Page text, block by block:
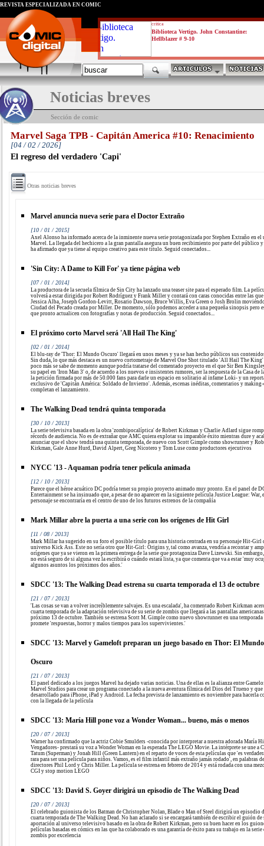
critica
Biblioteca Vertigo. John Constantine:
Hellblazer # 9-10
REVISTA ESPECIALIZADA EN CÓMIC
Noticias breves
Sección de comic
Marvel Saga TPB - Capitán America #10: Renacimiento
[04 / 02 / 2026]
El regreso del verdadero 'Capi'
Otras noticias breves
Marvel anuncia nueva serie para el Doctor Extraño
[10 / 01 / 2015]
Axel Alonso ha informado acerca de la inminente nueva serie protagonizada por Stephen Extraño en el
Marvel. La llegada del hechicero a la gran pantalla asegura un buen recibimiento por parte del público
ha afirmado que ya tiene al equipo creativo para este título. Seguid conectados...
'Sin City: A Dame to Kill For' ya tiene página web
[07 / 01 / 2014]
La productora de la secuela fílmica de Sin City ha lanzado una teaser site para el esperado film. La
volverá a estar dirigida por Robert Rodríguez y Frank Miller y contará con caras conocidas entre las que
Jessica Alba, Joseph Gordon-Levitt, Rosario Dawson, Bruce Willis, Eva Green o Josh Brolin
Ciudad del Pecado creada por Miller. De momento, sólo podemos acceder a una pequeña sinopsis pero
que pronto actualicen con fotografías y notas de producción. Seguid conectados...
El próximo corto Marvel será 'All Hail The King'
[02 / 01 / 2014]
El blu-ray de 'Thor: El Mundo Oscuro' llegará en unos meses y ya se han hecho públicos sus
Sin duda, lo que más destaca es un nuevo cortometraje de Marvel One Shot titulado 'All Hail The
poco más se sabe de momento aunque podría tratarse del comentado proyecto en el que Sir Ben
su papel en 'Iron Man 3' o, de acuerdo a los nuevos e insistentes rumores, ser la respuesta de la Casa de
la petición firmada por más de 50.000 fans para darle un espacio en solitario al infame Loki- y un
exclusivo de 'Capitán América: Soldado de Invierno'. Además, escenas inéditas, comentarios y
completan el lanzamiento.
The Walking Dead tendrá quinta temporada
[30 / 10 / 2013]
La serie televisiva basada en la obra 'zombipocalíptica' de Robert Kirkman y Charlie Adlard sigue
récords de audiencia. No es de extrañar que AMC quiera explotar su imparable éxito mientras dure y
anunciar que el show tendrá una quinta temporada, de nuevo con Scott Gimple como showrunner y
Kirkman, Gale Anne Hurd, David Alpert, Greg Nicotero y Tom Luse como productores ejecutivos
NYCC '13 - Aquaman podría tener película animada
[12 / 10 / 2013]
Parece que el héroe acuático DC podría tener su propio proyecto animado muy pronto. En el panel de
Entertainment se ha insinuado que, a pesar de no aparecer en la siguiente película Justice League: War,
personaje se encontraría en el centro de uno de los futuros estrenos de la compañía
Mark Millar abre la puerta a una serie con los orígenes de Hit Girl
[11 / 08 / 2013]
Mark Millar ha sugerido en su foro el posible título para una historia centrada en su personaje Hit-Girl
universo Kick Ass. Este no sería otro que Hit-Girl: Origins y, tal como avanza, vendría a recontar y
orígenes que ya se vieron en la primera entrega de la serie que protagoniza Dave Lizewski. Sin
no está seguro de si alguna vez la escribirá o cuándo estará lista, ya que comenta que va a estar 'muy
algunos asuntos los próximos dos años.'
SDCC '13: The Walking Dead estrena su cuarta temporada el 13 de octubre
[21 / 07 / 2013]
'Las cosas se van a volver increíblemente salvajes. Es una escalada', ha comentado Robert Kirkman
cuarta temporada de la adaptación televisiva de su serie de zombis que llegará a las pantallas
próximo 13 de octubre. También se estrena Scott M. Gimple como nuevo showrunner en una temporada
promete 'respuestas, horror y malos tiempos para los supervivientes.'
SDCC '13: Marvel y Gameloft preparan un juego basado en Thor: El Mundo
Oscuro
[21 / 07 / 2013]
El panel dedicado a los juegos Marvel ha dejado varias noticias. Una de ellas es la alianza entre
Marvel Studios para crear un programa conectado a la nueva aventura fílmica del Dios del Trueno y que
desarrollado para iPhone, iPad y Android. La fecha prevista de lanzamiento es noviembre para hacerla
con la llegada de la película
SDCC '13: María Hill pone voz a Wonder Woman... bueno, más o menos
[20 / 07 / 2013]
Warner ha confirmado que la actriz Cobie Smulders -conocida por interpretar a nuestra adorada María
Vengadores- prestará su voz a Wonder Woman en la esperada The LEGO Movie. La intérprete se une a
Tatum (Superman) y Jonah Hill (Green Lantern) en el reparto de voces de esta películas que 'es
rara para ser una película para niños. Vamos, es el film infantil más extraño jamás rodado', en palabras
directores Phil Lord y Chris Miller. La película se estrena en febrero de 2014 y está rodada con una
CGI y stop motion LEGO
SDCC '13: David S. Goyer dirigirá un episodio de The Walking Dead
[20 / 07 / 2013]
El celebrado guionista de los Batman de Christopher Nolan, Blade o Man of Steel dirigirá un episodio
cuarta temporada de The Walking Dead. No han aclarado si se encargará también de escribir el guión de
aportación al universo televisivo basado en la obra de Robert Kirkman, pero su buen hacer en los
películas basadas en cómics en las que ha colaborado es una garantía de éxito para su trabajo en la serie
zombis por excelencia